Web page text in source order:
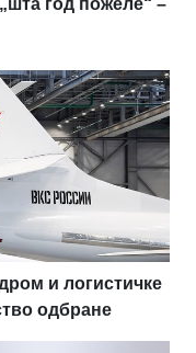
и логистичке
одбране